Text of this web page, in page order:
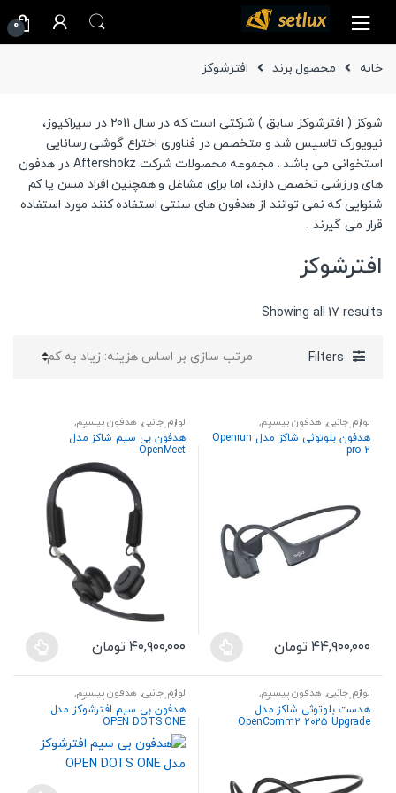
navigation
content
0
خانه محصول برند افترشوکز
شوکز ( افترشوکز سابق ) شرکتی است که در سال 2011 در سیراکیوز،
نیویورک تاسیس شد و متخصص در فناوری اختراع گوشی رسانایی
استخوانی می باشد . مجموعه محصولات شرکت Aftershokz در هدفون
های ورزشی تخصص دارند، اما برای مشاغل و همچنین افراد مسن یا کم
شنوایی که نمی توانند از هدفون های سنتی استفاده کنند مورد استفاده
قرار می گیرند .
افترشوکز
Showing all 17 results
Sorted
price:
Filters
لوازم جانبی, هدفون بیسیم,
هندزفری،هدست و اسپیکر
هدفون بلوتوثی شاکز مدل Openrun
pro 2
۴۴,۹۰۰,۰۰۰ تومان
دارای
انواع
باشد.
لوازم جانبی, هدفون بیسیم,
هندزفری،هدست و اسپیکر
هدفون بی سیم شاکز مدل
OpenMeet
۴۰,۹۰۰,۰۰۰ تومان
دارای
انواع
مختلفی
می
لوازم جانبی, هدفون بیسیم,
هندزفری،هدست و اسپیکر
هدست بلوتوثی شاکز مدل
OpenComm2 2025 Upgrade
لوازم جانبی, هدفون بیسیم,
هندزفری،هدست و اسپیکر
هدفون بی سیم افترشوکز مدل
OPEN DOTS ONE